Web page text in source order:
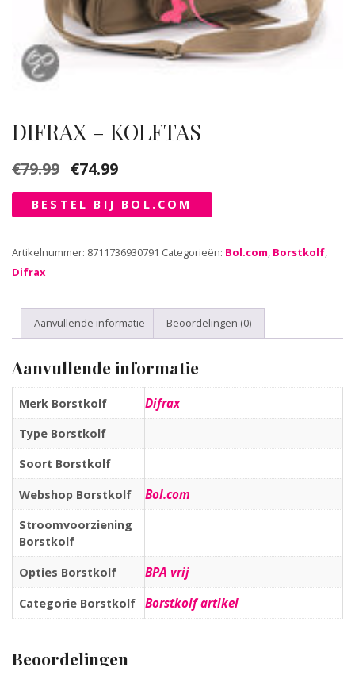
DIFRAX – KOLFTAS
€79.99
Oorspronkelijke
was:
€74.99Huidige
is:
BESTEL BIJ BOL.COM
Artikelnummer: 8711736930791 Categorieën: Bol.com, Borstkolf,
Difrax
Aanvullende informatie Beoordelingen (0)
Aanvullende informatie
Merk Borstkolf Difrax
Type Borstkolf
Soort Borstkolf
Webshop Borstkolf Bol.com
Stroomvoorziening
Borstkolf
Opties Borstkolf BPA vrij
Categorie Borstkolf Borstkolf artikel
Beoordelingen